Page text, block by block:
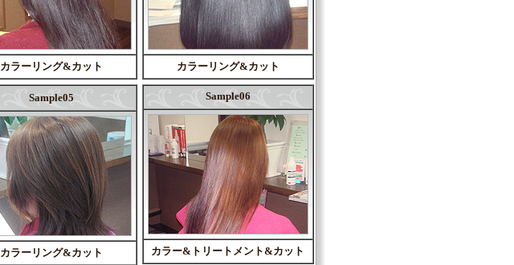
カラーリング&カット カラーリング&カット
Sample05
カラーリング&カット
Sample06
カラー&トリートメント&カット